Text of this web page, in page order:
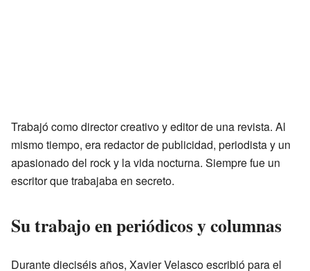
Trabajó como director creativo y editor de una revista. Al
mismo tiempo, era redactor de publicidad, periodista y un
apasionado del rock y la vida nocturna. Siempre fue un
escritor que trabajaba en secreto.
Su trabajo en periódicos y columnas
Durante dieciséis años, Xavier Velasco escribió para el